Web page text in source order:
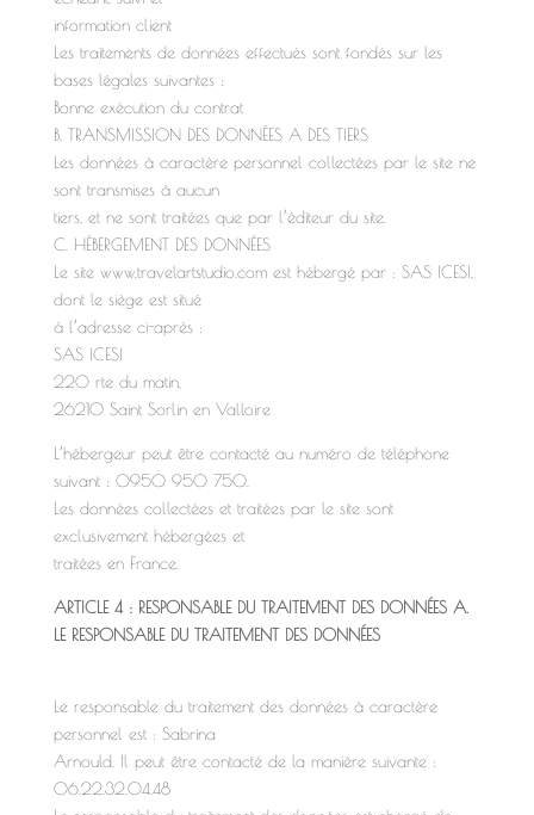
information client
Les traitements de données effectués sont fondés sur les
bases légales suivantes :
Bonne exécution du contrat
B. TRANSMISSION DES DONNÉES A DES TIERS
Les données à caractère personnel collectées par le site ne
sont transmises à aucun
tiers, et ne sont traitées que par l’éditeur du site.
C. HÉBERGEMENT DES DONNÉES
Le site www.travelartstudio.com est hébergé par : SAS ICESI,
dont le siège est situé
à l’adresse ci-après :
SAS ICESI
220 rte du matin,
26210 Saint Sorlin en Valloire
L’hébergeur peut être contacté au numéro de téléphone
suivant : 0950 950 750.
Les données collectées et traitées par le site sont
exclusivement hébergées et
traitées en France.
ARTICLE 4 : RESPONSABLE DU TRAITEMENT DES DONNÉES A.
LE RESPONSABLE DU TRAITEMENT DES DONNÉES
Le responsable du traitement des données à caractère
personnel est : Sabrina
Arnould. Il peut être contacté de la manière suivante :
06.22.32.04.48